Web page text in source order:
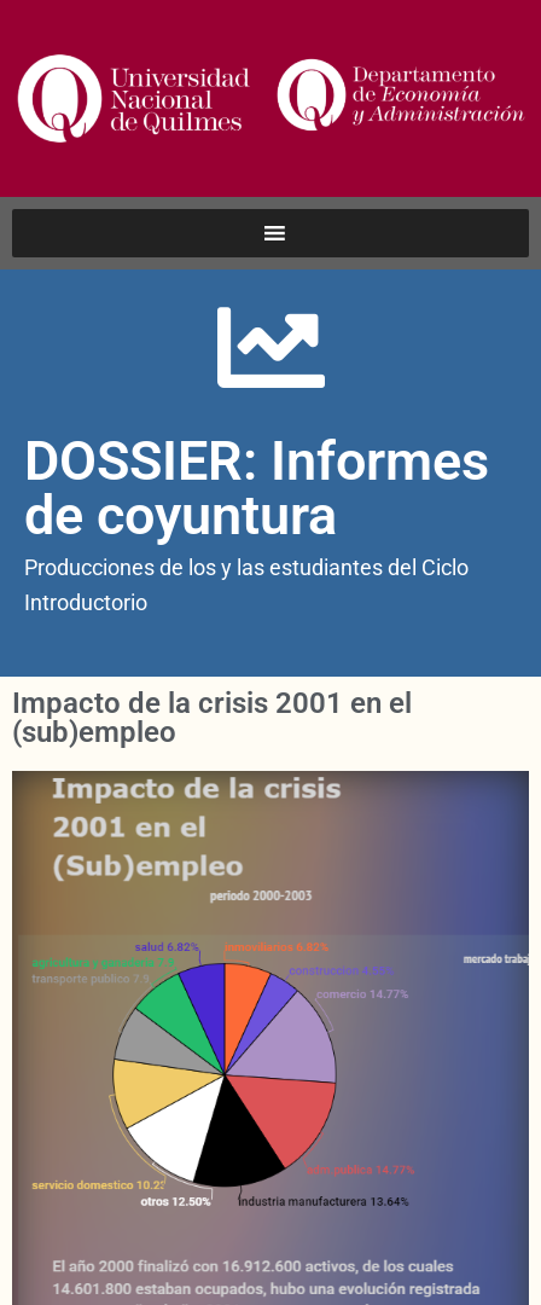
DOSSIER: Informes
de coyuntura
Producciones de los y las estudiantes del Ciclo
Introductorio
Impacto de la crisis 2001 en el
(sub)empleo